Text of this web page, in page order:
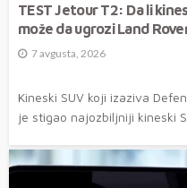
TEST Jetour T2: Da li
može da ugrozi Land
7 avgusta, 2026
Kineski SUV koji izaziva
je stigao najozbiljniji kineski